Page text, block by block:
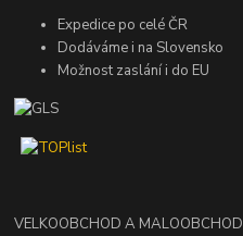
Expedice po celé ČR
Dodáváme i na Slovensko
Možnost zaslání i do EU
VELKOOBCHOD A MALOOBCHOD